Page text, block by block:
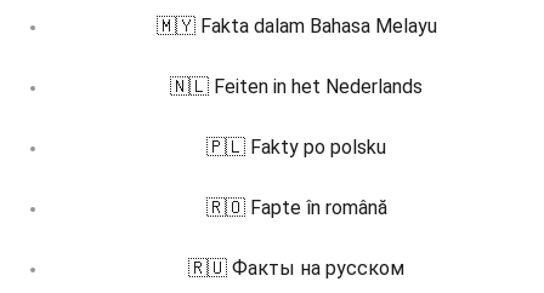
🇲🇾 Fakta dalam Bahasa Melayu
🇳🇱 Feiten in het Nederlands
🇵🇱 Fakty po polsku
🇷🇴 Fapte în română
🇷🇺 Факты на русском